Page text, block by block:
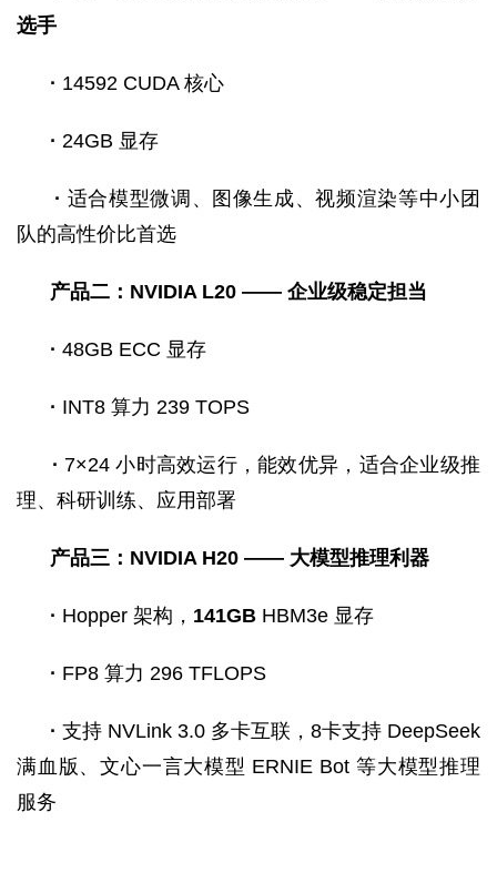
选手
· 14592 CUDA 核心
· 24GB 显存
· 适合模型微调、图像生成、视频渲染等中小团
队的高性价比首选
产品二：NVIDIA L20 —— 企业级稳定担当
· 48GB ECC 显存
· INT8 算力 239 TOPS
· 7×24 小时高效运行，能效优异，适合企业级推
理、科研训练、应用部署
产品三：NVIDIA H20 —— 大模型推理利器
· Hopper 架构， 141GB HBM3e 显存
· FP8 算力 296 TFLOPS
· 支持 NVLink 3.0 多卡互联，8卡支持 DeepSeek
满血版、文心一言大模型 ERNIE Bot 等大模型推理
服务